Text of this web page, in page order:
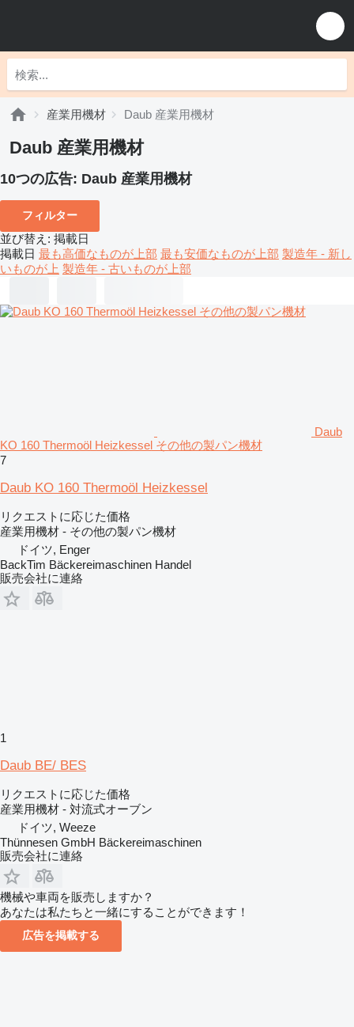
産業用機材 Daub 産業用機材
Daub 産業用機材
10つの広告: Daub 産業用機材
フィルター
並び替え : 掲載日
掲載日 最も高価なものが上部 最も安価なものが上部 製造年 - 新し
いものが上 製造年 - 古いものが上部
Daub
KO 160 Thermoöl Heizkessel その他の製パン機材
7
Daub KO 160 Thermoöl Heizkessel
リクエストに応じた価格
産業用機材 - その他の製パン機材
ドイツ, Enger
BackTim Bäckereimaschinen Handel
販売会社に連絡
1
Daub BE/ BES
リクエストに応じた価格
産業用機材 - 対流式オーブン
ドイツ, Weeze
Thünnesen GmbH Bäckereimaschinen
販売会社に連絡
機械や車両を販売しますか？
あなたは私たちと一緒にすることができます！
広告を掲載する